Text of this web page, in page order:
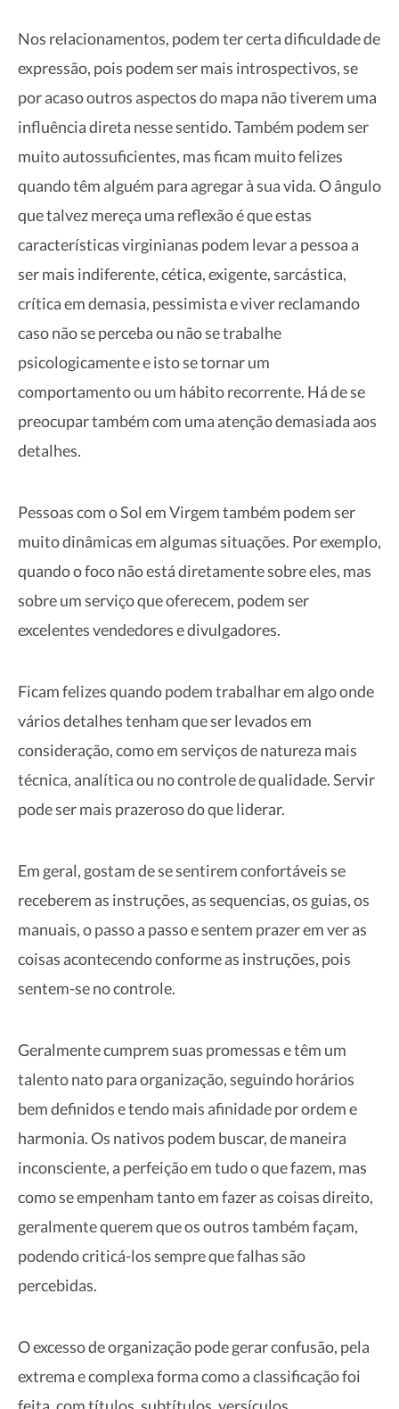
Nos relacionamentos, podem ter certa dificuldade de
expressão, pois podem ser mais introspectivos, se
por acaso outros aspectos do mapa não tiverem uma
influência direta nesse sentido. Também podem ser
muito autossuficientes, mas ficam muito felizes
quando têm alguém para agregar à sua vida. O ângulo
que talvez mereça uma reflexão é que estas
características virginianas podem levar a pessoa a
ser mais indiferente, cética, exigente, sarcástica,
crítica em demasia, pessimista e viver reclamando
caso não se perceba ou não se trabalhe
psicologicamente e isto se tornar um
comportamento ou um hábito recorrente. Há de se
preocupar também com uma atenção demasiada aos
detalhes.
Pessoas com o Sol em Virgem também podem ser
muito dinâmicas em algumas situações. Por exemplo,
quando o foco não está diretamente sobre eles, mas
sobre um serviço que oferecem, podem ser
excelentes vendedores e divulgadores.
Ficam felizes quando podem trabalhar em algo onde
vários detalhes tenham que ser levados em
consideração, como em serviços de natureza mais
técnica, analítica ou no controle de qualidade. Servir
pode ser mais prazeroso do que liderar.
Em geral, gostam de se sentirem confortáveis se
receberem as instruções, as sequencias, os guias, os
manuais, o passo a passo e sentem prazer em ver as
coisas acontecendo conforme as instruções, pois
sentem-se no controle.
Geralmente cumprem suas promessas e têm um
talento nato para organização, seguindo horários
bem definidos e tendo mais afinidade por ordem e
harmonia. Os nativos podem buscar, de maneira
inconsciente, a perfeição em tudo o que fazem, mas
como se empenham tanto em fazer as coisas direito,
geralmente querem que os outros também façam,
podendo criticá-los sempre que falhas são
percebidas.
O excesso de organização pode gerar confusão, pela
extrema e complexa forma como a classificação foi